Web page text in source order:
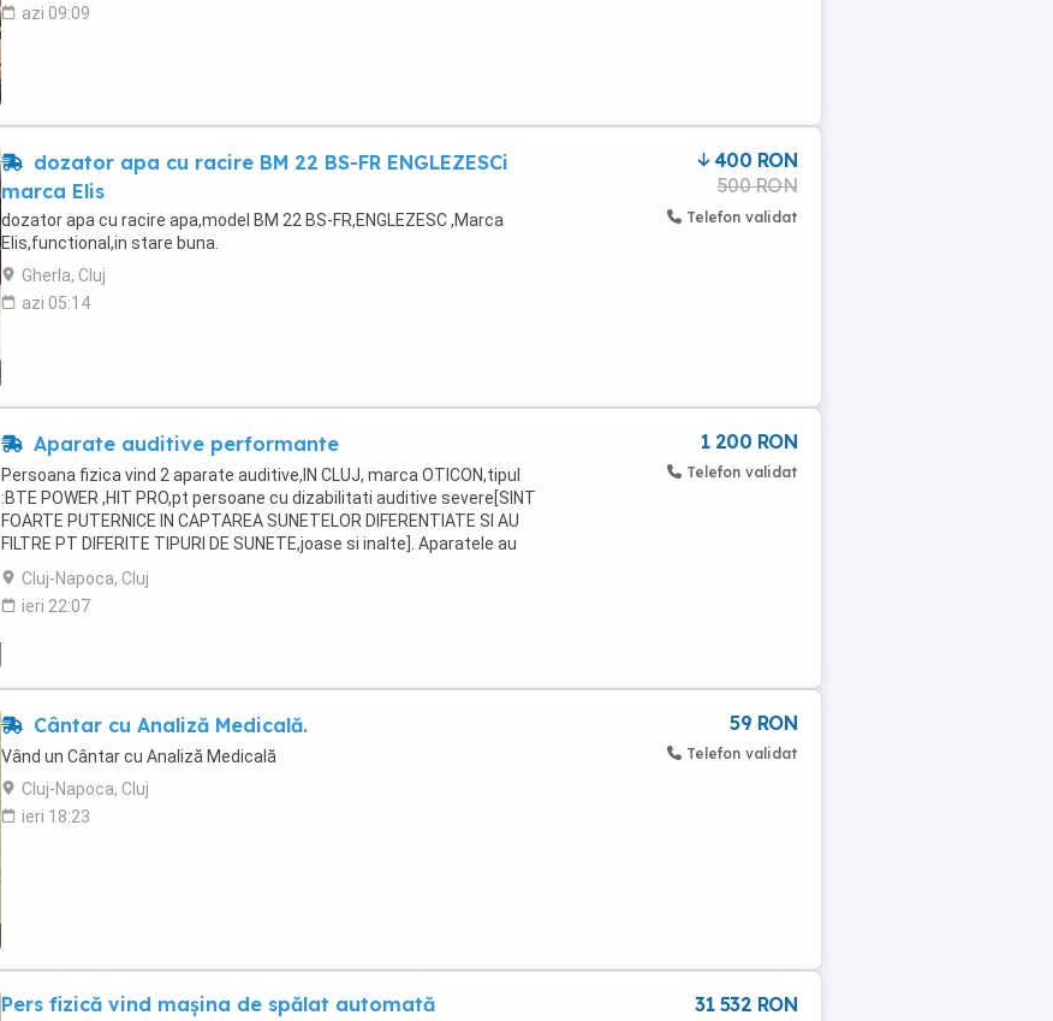
azi 09:09
dozator apa cu racire BM 22 BS-FR ENGLEZESCi
marca Elis
dozator apa cu racire apa,model BM 22 BS-FR,ENGLEZESC ,Marca
Elis,functional,in stare buna.
Gherla, Cluj
azi 05:14
400 RON
500 RON
Telefon validat
Aparate auditive performante
Persoana fizica vind 2 aparate auditive,IN CLUJ, marca OTICON,tipul
:BTE POWER ,HIT PRO,pt persoane cu dizabilitati auditive severe[SINT
FOARTE PUTERNICE IN CAPTAREA SUNETELOR DIFERENTIATE SI AU
FILTRE PT DIFERITE TIPURI DE SUNETE,joase si inalte]. Aparatele au
fost noi si sint putin folosite, fiind ...
Cluj-Napoca, Cluj
ieri 22:07
1 200 RON
Telefon validat
Cântar cu Analiză Medicală.
Vând un Cântar cu Analiză Medicală
Cluj-Napoca, Cluj
ieri 18:23
59 RON
Telefon validat
Pers fizică vind mașina de spălat automată
31 532 RON